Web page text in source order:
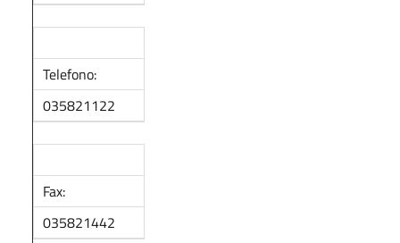
Telefono:
035821122
Fax:
035821442